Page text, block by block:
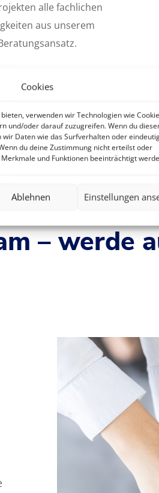
Cookies
verwenden wir Technologien wie
und/oder darauf zuzugreifen. Wenn du
Daten wie das Surfverhalten oder
du deine Zustimmung nicht erteilst oder
und Funktionen beeinträchtigt
Ablehnen Einstellungen
alle fachlichen
aus unserem
zusammen und lerns
– werde